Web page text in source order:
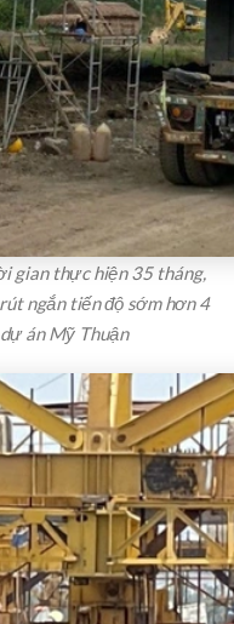
gian thực hiện 35 tháng,
ngắn tiến độ sớm hơn 4
án Mỹ Thuận